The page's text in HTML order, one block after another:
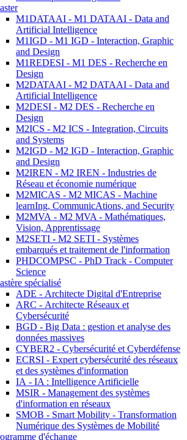
M1DATAAI - M1 DATAAI - Data and
Artificial Intelligence
M1IGD - M1 IGD - Interaction, Graphic
and Design
M1REDESI - M1 DES - Recherche en
Design
M2DATAAI - M2 DATAAI - Data and
Artificial Intelligence
M2DESI - M2 DES - Recherche en
Design
M2ICS - M2 ICS - Integration, Circuits
and Systems
M2IGD - M2 IGD - Interaction, Graphic
and Design
M2IREN - M2 IREN - Industries de
Réseau et économie numérique
M2MICAS - M2 MICAS - Machine
learnIng, CommunicAtions, and Security
M2MVA - M2 MVA - Mathématiques,
Vision, Apprentissage
M2SETI - M2 SETI - Systèmes
embarqués et traitement de l'information
PHDCOMPSC - PhD Track - Computer
Science
spécialisé
ADE - Architecte Digital d'Entreprise
ARC - Architecte Réseaux et
Cybersécurité
BGD - Big Data : gestion et analyse des
données massives
CYBER2 - Cybersécurité et Cyberdéfense
ECRSI - Expert cybersécurité des réseaux
et des systèmes d'information
IA - IA : Intelligence Artificielle
MSIR - Management des systèmes
d'information en réseaux
SMOB - Smart Mobility - Transformation
Numérique des Systèmes de Mobilité
d'échange